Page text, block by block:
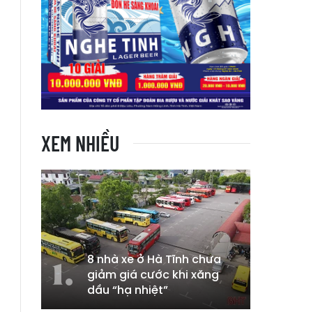
XEM NHIỀU
8 nhà xe ở Hà Tĩnh chưa
giảm giá cước khi xăng
dầu “hạ nhiệt”